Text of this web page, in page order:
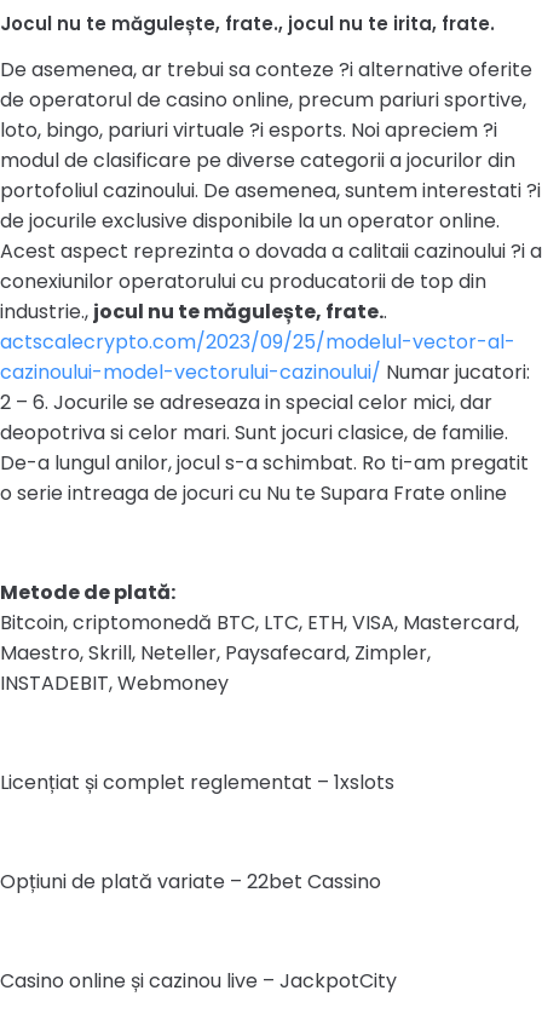
Jocul nu te măgulește, frate., jocul nu te irita, frate.
De asemenea, ar trebui sa conteze ?i alternative oferite
de operatorul de casino online, precum pariuri sportive,
loto, bingo, pariuri virtuale ?i esports. Noi apreciem ?i
modul de clasificare pe diverse categorii a jocurilor din
portofoliul cazinoului. De asemenea, suntem interestati ?i
de jocurile exclusive disponibile la un operator online.
Acest aspect reprezinta o dovada a calitaii cazinoului ?i a
conexiunilor operatorului cu producatorii de top din
industrie., jocul nu te măgulește, frate..
actscalecrypto.com/2023/09/25/modelul-vector-al-
cazinoului-model-vectorului-cazinoului/ Numar jucatori:
2 – 6. Jocurile se adreseaza in special celor mici, dar
deopotriva si celor mari. Sunt jocuri clasice, de familie.
De-a lungul anilor, jocul s-a schimbat. Ro ti-am pregatit
o serie intreaga de jocuri cu Nu te Supara Frate online
Metode de plată:
Bitcoin, criptomonedă BTC, LTC, ETH, VISA, Mastercard,
Maestro, Skrill, Neteller, Paysafecard, Zimpler,
INSTADEBIT, Webmoney
Licențiat și complet reglementat – 1xslots
Opțiuni de plată variate – 22bet Cassino
Casino online și cazinou live – JackpotCity